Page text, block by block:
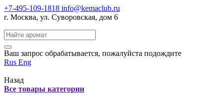
+7-495-109-1818 info@kemaclub.ru
г. Москва, ул. Суворовская, дом 6
Поиск:
Ваш запрос обрабатывается, пожалуйста подождите
Rus Eng
Назад
Все товары категории